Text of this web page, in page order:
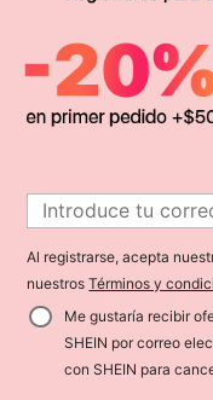
Al registrarse, acepta
nuestrosTérminos y
Me gustaría recibir
SHEIN por correo
con SHEIN para